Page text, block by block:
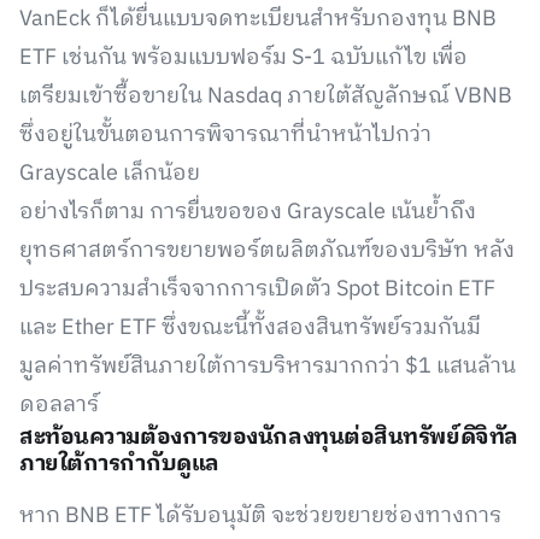
VanEck ก็ได้ยื่นแบบจดทะเบียนสำหรับกองทุน BNB
ETF เช่นกัน พร้อมแบบฟอร์ม S-1 ฉบับแก้ไข เพื่อ
เตรียมเข้าซื้อขายใน Nasdaq ภายใต้สัญลักษณ์ VBNB
ซึ่งอยู่ในขั้นตอนการพิจารณาที่นำหน้าไปกว่า
Grayscale เล็กน้อย
อย่างไรก็ตาม การยื่นขอของ Grayscale เน้นย้ำถึง
ยุทธศาสตร์การขยายพอร์ตผลิตภัณฑ์ของบริษัท หลัง
ประสบความสำเร็จจากการเปิดตัว Spot Bitcoin ETF
และ Ether ETF ซึ่งขณะนี้ทั้งสองสินทรัพย์รวมกันมี
มูลค่าทรัพย์สินภายใต้การบริหารมากกว่า $1 แสนล้าน
ดอลลาร์
สะท้อนความต้องการของนักลงทุนต่อสินทรัพย์ดิจิทัล
ภายใต้การกำกับดูแล
หาก BNB ETF ได้รับอนุมัติ จะช่วยขยายช่องทางการ